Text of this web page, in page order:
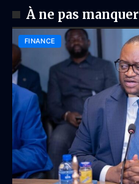
À ne pas manquer
FINANCE